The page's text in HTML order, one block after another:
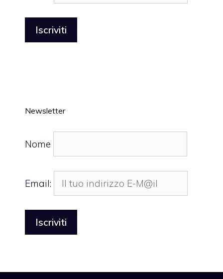
Newsletter
Nome
Email: